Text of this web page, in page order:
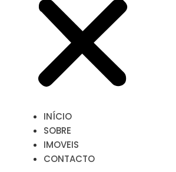
INÍCIO
SOBRE
IMOVEIS
CONTACTO